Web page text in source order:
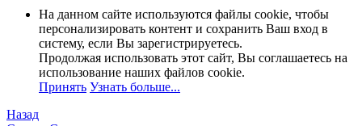
На данном сайте используются файлы cookie, чтобы
персонализировать контент и сохранить Ваш вход в
систему, если Вы зарегистрируетесь.
Продолжая использовать этот сайт, Вы соглашаетесь на
использование наших файлов cookie.
Принять Узнать больше...
Назад